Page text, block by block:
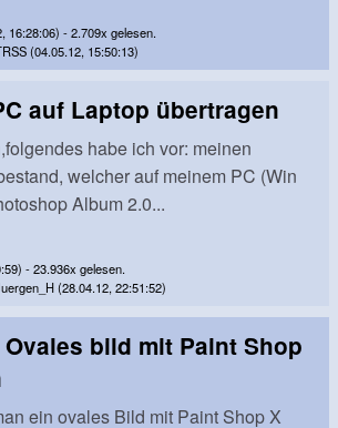
16:28:06) - 2.709x gelesen.
(04.05.12, 15:50:13)
auf Laptop übertragen
habe ich vor: meinen
welcher auf meinem PC (Win
Album 2.0...
- 23.936x gelesen.
(28.04.12, 22:51:52)
bild mit Paint Shop
ein ovales Bild mit Paint Shop X